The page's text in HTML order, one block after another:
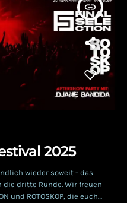
insert_link
2025
wieder soweit - das
die dritte Runde. Wir freuen
und ROTOSKOP, die euch